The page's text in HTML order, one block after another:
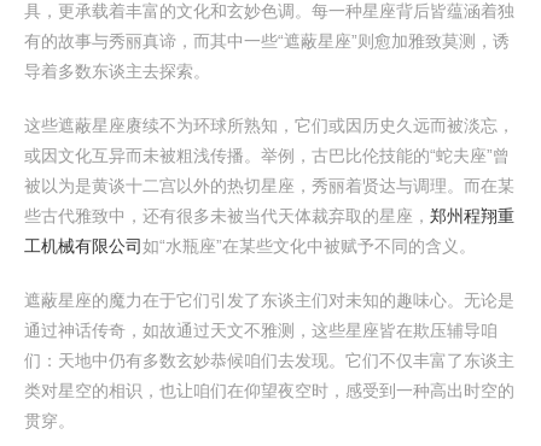
具，更承载着丰富的文化和玄妙色调。每一种星座背后皆蕴涵着独
有的故事与秀丽真谛，而其中一些“遮蔽星座”则愈加雅致莫测，诱
导着多数东谈主去探索。
这些遮蔽星座赓续不为环球所熟知，它们或因历史久远而被淡忘，
或因文化互异而未被粗浅传播。举例，古巴比伦技能的“蛇夫座”曾
被以为是黄谈十二宫以外的热切星座，秀丽着贤达与调理。而在某
些古代雅致中，还有很多未被当代天体裁弃取的星座， 郑州程翔重
工机械有限公司如“水瓶座”在某些文化中被赋予不同的含义。
遮蔽星座的魔力在于它们引发了东谈主们对未知的趣味心。无论是
通过神话传奇，如故通过天文不雅测，这些星座皆在欺压辅导咱
们：天地中仍有多数玄妙恭候咱们去发现。它们不仅丰富了东谈主
类对星空的相识，也让咱们在仰望夜空时，感受到一种高出时空的
贯穿。